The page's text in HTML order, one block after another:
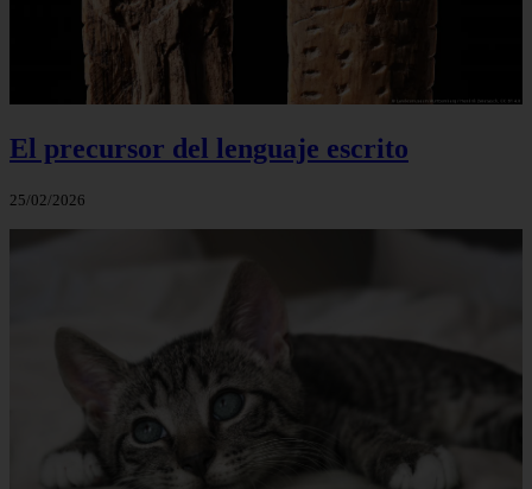
El precursor del lenguaje escrito
25/02/2026